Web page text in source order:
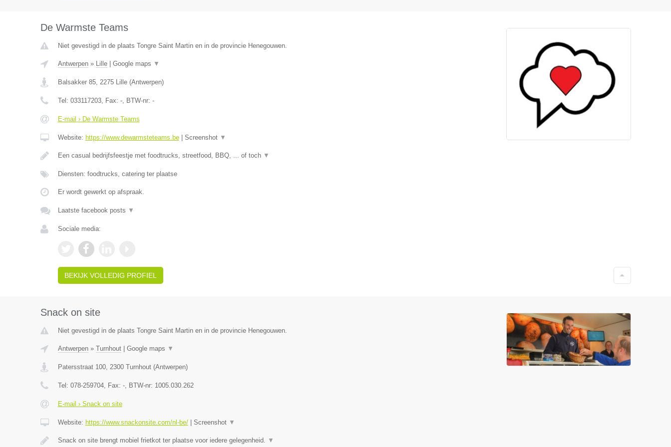
De Warmste Teams
Niet gevestigd in de plaats Tongre Saint Martin en in de provincie Henegouwen.
Antwerpen» Lille| Google maps ▼
Balsakker 85, 2275 Lille(Antwerpen)
Tel: 033117203, Fax: -, BTW-nr: -
E-mail › De Warmste Teams
Website: https://www.dewarmsteteams.be| Screenshot ▼
Een casual bedrijfsfeestje met foodtrucks, streetfood, BBQ, ... of toch ▼
Diensten: foodtrucks, catering ter plaatse
Er wordt gewerkt op afspraak.
Laatste facebook posts ▼
Sociale media:
BEKIJK VOLLEDIG PROFIEL
Snack on site
Niet gevestigd in de plaats Tongre Saint Martin en in de provincie Henegouwen.
Antwerpen» Turnhout| Google maps ▼
Patersstraat 100, 2300 Turnhout(Antwerpen)
Tel: 078-259704, Fax: -, BTW-nr: 1005.030.262
E-mail › Snack on site
Website: https://www.snackonsite.com/nl-be/| Screenshot ▼
Snack on site brengt mobiel frietkot ter plaatse voor iedere gelegenheid. ▼